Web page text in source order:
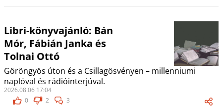
Libri-könyvajánló: Bán
Mór, Fábián Janka és
Tolnai Ottó
Göröngyös úton és a Csillagösvényen – millenniumi
naplóval és rádióinterjúval.
2026.08.06 17:04
0
2 3